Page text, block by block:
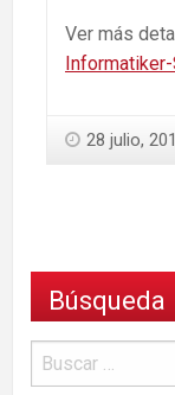
Ver más
28 julio,
Búsqueda